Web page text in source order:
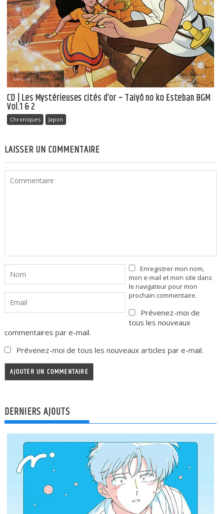
CD | Les Mystérieuses cités d’or – Taiyô no ko Esteban BGM
Vol.1 & 2
Chroniques Japon
LAISSER UN COMMENTAIRE
Enregistrer mon nom,
mon e-mail et mon site dans
le navigateur pour mon
prochain commentaire.
Prévenez-moi de
tous les nouveaux
commentaires par e-mail.
Prévenez-moi de tous les nouveaux articles par e-mail.
DERNIERS AJOUTS